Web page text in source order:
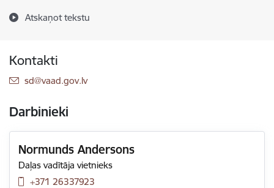
Atskaņot tekstu
Kontakti
E-pasts:
sd@vaad.gov.lv
Darbinieki
Normunds Andersons
Daļas vadītāja vietnieks
+371 26337923